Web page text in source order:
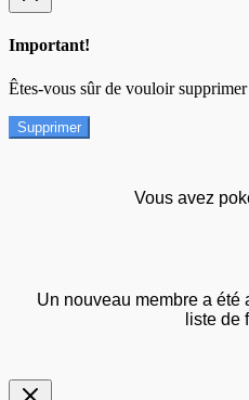
Important!
Êtes-vous sûr de vouloir
Supprimer
Vous avez
Un nouveau membre a été
liste de